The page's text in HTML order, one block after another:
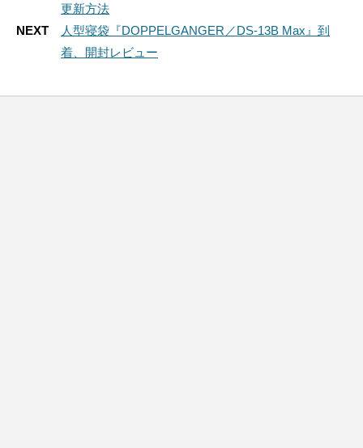
更新方法
NEXT
人型寝袋『DOPPELGANGER／DS-13B Max』到
着、開封レビュー